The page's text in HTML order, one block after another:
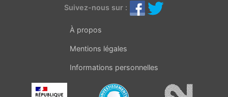
Suivez-nous sur :
À propos
Mentions légales
Informations personnelles